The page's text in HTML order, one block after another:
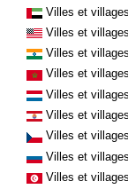
Villes et
Villes et
Villes et
Villes et
Villes et
Villes et
Villes et
Villes et
Villes et